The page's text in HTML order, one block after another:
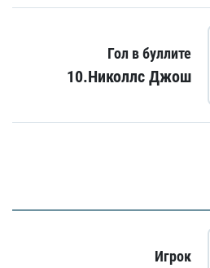
Гол в буллите
10.Николлс Джош
Игрок